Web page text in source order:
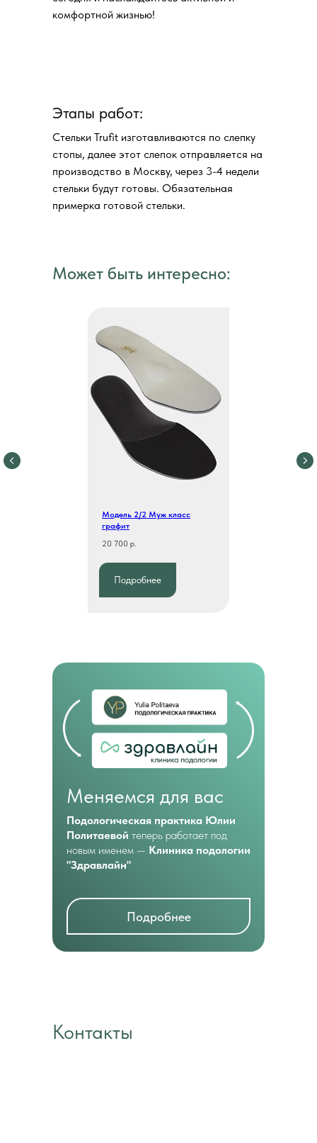
Может быть интересно:
комфортной жизнью!
Этапы работ:
Стельки Trufit изготавливаются по слепку
стопы, далее этот слепок отправляется на
производство в Москву, через 3-4 недели
стельки будут готовы. Обязательная
примерка готовой стельки.
Модель 2/2 Муж класс
графит
20 700 р.
Подробнее
Подологическая практика Юлии
Политаевой теперь работает под
новым именем — Клиника подологии
"Здравлайн"
Меняемся для вас
Подробнее
Контакты